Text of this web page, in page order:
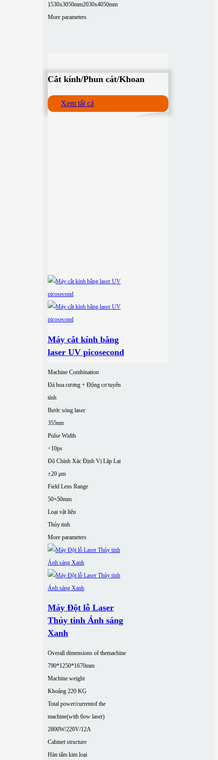
1530x3050mm2030x4050mm
More parameters
Cắt kính/Phun cát/Khoan
Xem tất cả
Máy cắt kính bằng
laser UV picosecond
Machine Combination
Đá hoa cương + Động cơ tuyến
tính
Bước sóng laser
355nm
Pulse Width
<10ps
Độ Chính Xác Định Vị Lặp Lại
±20 μm
Field Lens Range
50×50mm
Loại vật liệu
Thủy tinh
More parameters
Máy Đột lỗ Laser
Thủy tinh Ánh sáng
Xanh
Overall dimensions of themachine
790*1250*1670mm
Machine weight
Khoảng 220 KG
Total power/currentof the
machine(with 6ow laser)
2800W/220V/12A
Cabinet structure
Hàn tấm kim loại